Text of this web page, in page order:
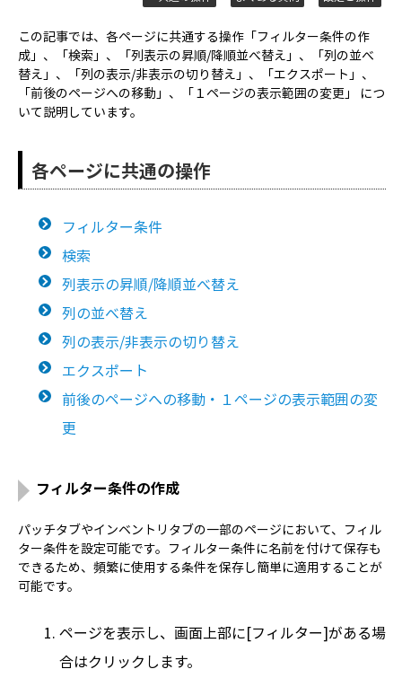
この記事では、各ページに共通する操作「フィルター条件の作
成」、「検索」、「列表示の昇順/降順並べ替え」、「列の並べ
替え」、「列の表示/非表示の切り替え」、「エクスポート」、
「前後のページへの移動」、「１ページの表示範囲の変更」 につ
いて説明しています。
各ページに共通の操作
フィルター条件
検索
列表示の昇順/降順並べ替え
列の並べ替え
列の表示/非表示の切り替え
エクスポート
前後のページへの移動・１ページの表示範囲の変
更
フィルター条件の作成
パッチタブやインベントリタブの一部のページにおいて、フィル
ター条件を設定可能です。フィルター条件に名前を付けて保存も
できるため、頻繁に使用する条件を保存し簡単に適用することが
可能です。
ページを表示し、画面上部に[フィルター]がある場
合はクリックします。